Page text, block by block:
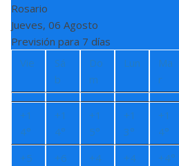
Rosario
Jueves, 06 Agosto
Previsión para 7 días
Vie
Sá
b
Do
m
Lun
Ma
r
+1
4°
+1
4°
+1
5°
+1
3°
+1
4°
+5
+6
+4
+4
+4°